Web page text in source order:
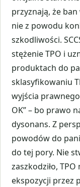
przyznają, że
nie z powodu
szkodliwości.
stężenie TPO i
produktach do
sklasyfikowaniu
wyjścia
OK” – bo prawo
dysonans. Z
powodów do
do tej pory. Nie
zaszkodziło,
ekspozycji przez